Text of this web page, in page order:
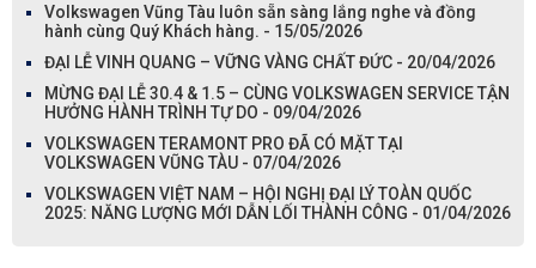
Volkswagen Vũng Tàu luôn sẵn sàng lắng nghe và đồng
hành cùng Quý Khách hàng. - 15/05/2026
ĐẠI LỄ VINH QUANG – VỮNG VÀNG CHẤT ĐỨC - 20/04/2026
MỪNG ĐẠI LỄ 30.4 & 1.5 – CÙNG VOLKSWAGEN SERVICE TẬN
HƯỞNG HÀNH TRÌNH TỰ DO - 09/04/2026
VOLKSWAGEN TERAMONT PRO ĐÃ CÓ MẶT TẠI
VOLKSWAGEN VŨNG TÀU - 07/04/2026
VOLKSWAGEN VIỆT NAM – HỘI NGHỊ ĐẠI LÝ TOÀN QUỐC
2025: NĂNG LƯỢNG MỚI DẪN LỐI THÀNH CÔNG - 01/04/2026